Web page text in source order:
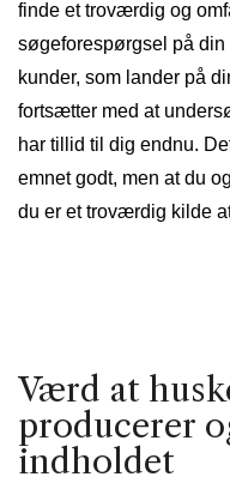
finde et troværdig og
søgeforespørgsel på
kunder, som lander på
fortsætter med at
har tillid til dig endnu.
emnet godt, men at du
du er et troværdig kilde
Værd at
producerer
indholdet